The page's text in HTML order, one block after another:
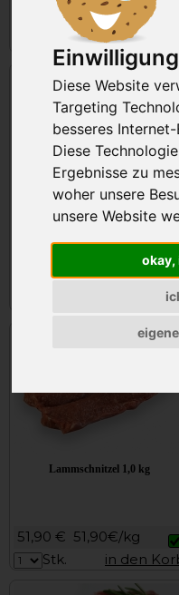
Einwilligung
Diese Website
Targeting
besseres
Diese
Ergebnisse zu
woher unsere
unsere Website
okay,
93,26 € 93,26€/kg
in den Korb
Lammfilet und Lammlachse 1,0 kg
101,52 € 101,52€/kg
in den
Lammschnitzel 1,0 kg
51,90 € 51,90€/kg
Stk.
in den